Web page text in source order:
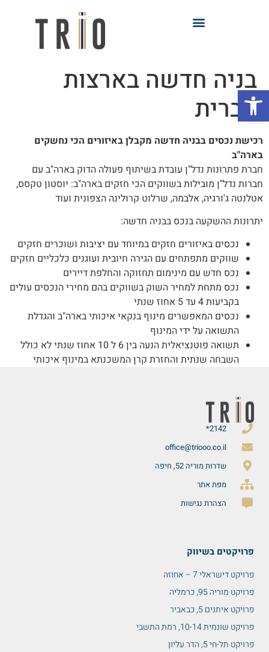
פתח סרגל נגישות
בניה חדשה בארצות
הברית
רכישת נכסים בבניה חדשה מקבלן באיזורים הכי נחשקים
בארה"ב
חברת פתרונות נדל"ן עובדת בשיתוף פעולה הדוק בארה"ב עם
חברות נדל"ן מובילות בשווקים הכי חזקים בארה"ב: יוסטון טקסס,
אטלנטה ג'ורגיה, אלבמה, שרלוט קרולינה הצפונית ועוד
יתרונות ההשקעה בנכס בבניה חדשה:
נכסים באיזורים חזקים במיוחד עם יציבות ושוכרים חזקים
שווקים מתפתחים עם הגירה חיובית ועוגנים כלכליים חזקים
נכס חדש עם מינימום תחזוקה והחלפת דיירים
נכס מתחת למחיר השוק בשווקים בהם מחירי הנכסים עולים
בקביעות 4 עד 5 אחוז שנתי
נכסים המאפשרים מינוף בנקאי איכותי בארה"ב והגדלת
התשואה על ידי המינוף
תשואה פוטנציאלית הנעה בין 6 ל 10 אחוז שנתי לא כולל
השבחה שנתית והחזרת קרן המשכנתא במינוף איכותי
2142*
office@triooo.co.il
שדרות מוריה 52, חיפה
מפת אתר
הצהרת נגישות
פרויקטים בשיווק
פרויקט דישראלי 7 – אחוזה
פרויקט מוריה 95, כרמליה
פרויקט איתנים 5, כבאביר
פרויקט שונמית 10-14, רמת התשבי
פרויקט תל-חי 5, הדר עליון